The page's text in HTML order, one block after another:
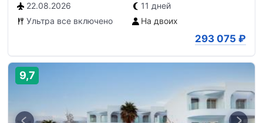
22.08.2026
11 дней
Ультра все включено
На двоих
293 075 ₽
9,7